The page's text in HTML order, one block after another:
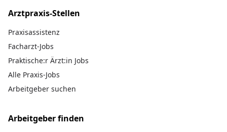
Arztpraxis-Stellen
Praxisassistenz
Facharzt-Jobs
Praktische:r Ärzt:in Jobs
Alle Praxis-Jobs
Arbeitgeber suchen
Arbeitgeber finden